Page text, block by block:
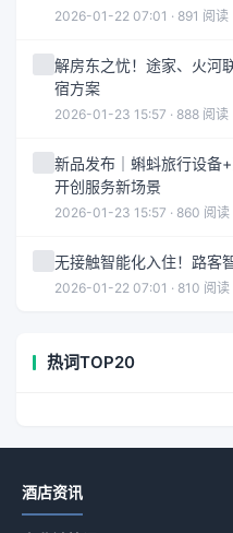
2026-01-22 07:01 · 891 阅读
解房东之忧！途家、火河
宿方案
2026-01-23 15:57 · 888 阅读
新品发布｜蝌蚪旅行设备
开创服务新场景
2026-01-23 15:57 · 860 阅读
无接触智能化入住！路客
2026-01-22 07:01 · 810 阅读
热词TOP20
酒店资讯